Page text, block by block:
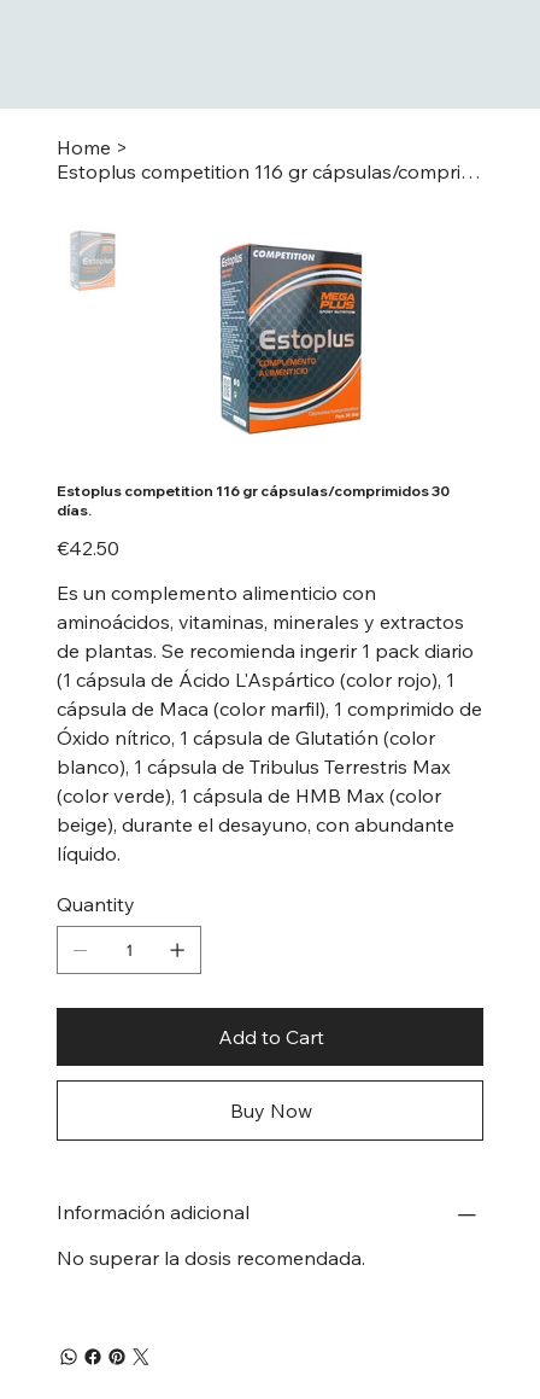
Home >
Estoplus competition 116 gr cápsulas/comprimidos 30 días.
Estoplus competition 116 gr cápsulas/comprimidos 30
días.
Price
€42.50
Es un complemento alimenticio con
aminoácidos, vitaminas, minerales y extractos
de plantas. Se recomienda ingerir 1 pack diario
(1 cápsula de Ácido L'Aspártico (color rojo), 1
cápsula de Maca (color marfil), 1 comprimido de
Óxido nítrico, 1 cápsula de Glutatión (color
blanco), 1 cápsula de Tribulus Terrestris Max
(color verde), 1 cápsula de HMB Max (color
beige), durante el desayuno, con abundante
líquido.
Quantity
Add to Cart
Buy Now
Información adicional
No superar la dosis recomendada.